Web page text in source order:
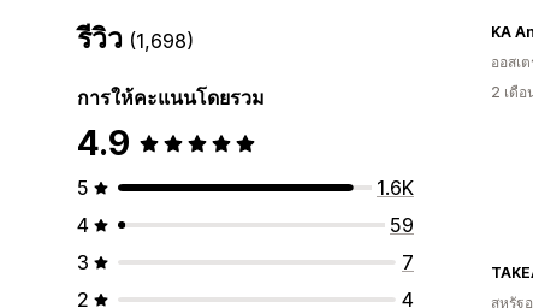
รีวิว (1,698)
การให้คะแนนโดยรวม
4.9
5
1.6K
4
59
3
7
2
4
KA
ออสเต
2 เดือ
สหรัฐ